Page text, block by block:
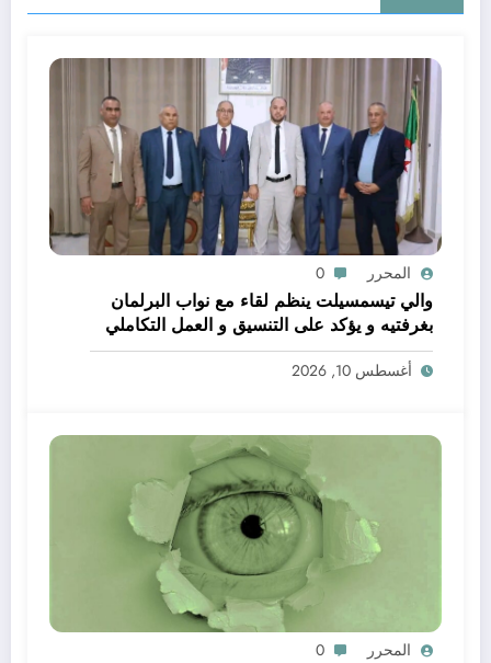
المحرر 0
والي تيسمسيلت ينظم لقاء مع نواب البرلمان
بغرفتيه و يؤكد على التنسيق و العمل التكاملي
خدمة للتنمية و المواطن
أغسطس 10, 2026
المحرر 0